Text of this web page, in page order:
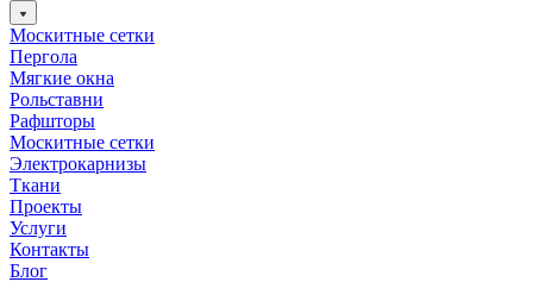
Москитные сетки
Пергола
Мягкие окна
Рольставни
Рафшторы
Москитные сетки
Электрокарнизы
Ткани
Проекты
Услуги
Контакты
Блог